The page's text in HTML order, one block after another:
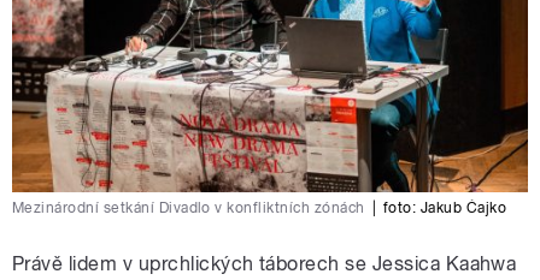
Mezinárodní setkání Divadlo v konfliktních zónách foto: Jakub Čajko
Právě lidem v uprchlických táborech se Jessica Kaahwa